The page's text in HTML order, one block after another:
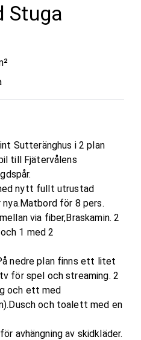
Stuga
Sutteränghus i 2 plan
till Fjätervålens
nytt fullt utrustad
nya.Matbord för 8 pers.
via fiber,Braskamin. 2
1 med 2
nedre plan finns ett litet
för spel och streaming. 2
och ett med
och toalett med en
avhängning av skidkläder.